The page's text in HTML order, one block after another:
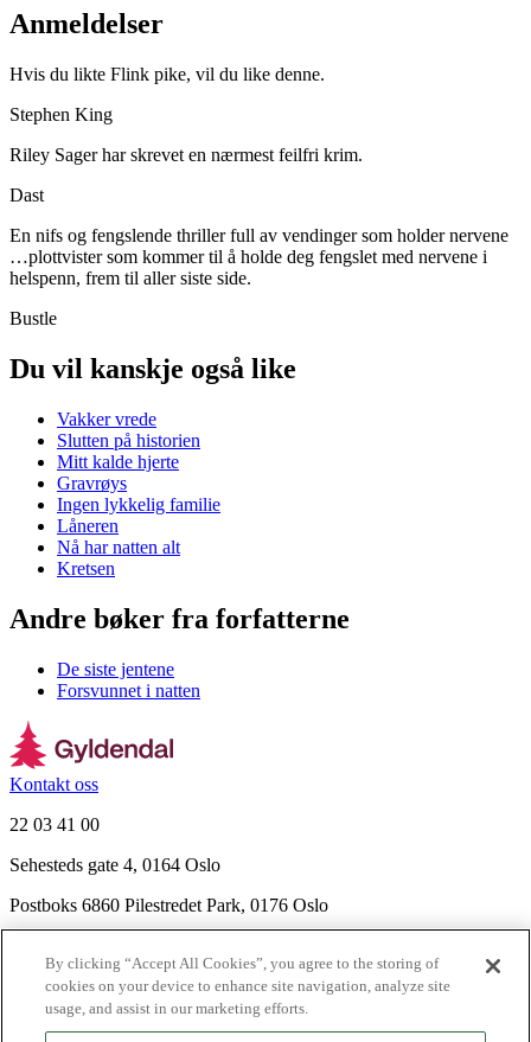
Anmeldelser
Hvis du likte Flink pike, vil du like denne.
Stephen King
Riley Sager har skrevet en nærmest feilfri krim.
Dast
En nifs og fengslende thriller full av vendinger som holder nervene
…plottvister som kommer til å holde deg fengslet med nervene i
helspenn, frem til aller siste side.
Bustle
Du vil kanskje også like
Vakker vrede
Slutten på historien
Mitt kalde hjerte
Gravrøys
Ingen lykkelig familie
Låneren
Nå har natten alt
Kretsen
Andre bøker fra forfatterne
De siste jentene
Forsvunnet i natten
Kontakt oss
22 03 41 00
Sehesteds gate 4, 0164 Oslo
Postboks 6860 Pilestredet Park, 0176 Oslo
Nyhetsbrev
Ledige stillinger
Send inn manus
By clicking “Accept All Cookies”, you agree to the storing of
cookies on your device to enhance site navigation, analyze site
usage, and assist in our marketing efforts.